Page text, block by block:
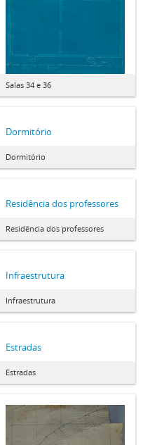
Salas 34 e 36
Dormitório
Dormitório
Residência dos professores
Residência dos professores
Infraestrutura
Infraestrutura
Estradas
Estradas